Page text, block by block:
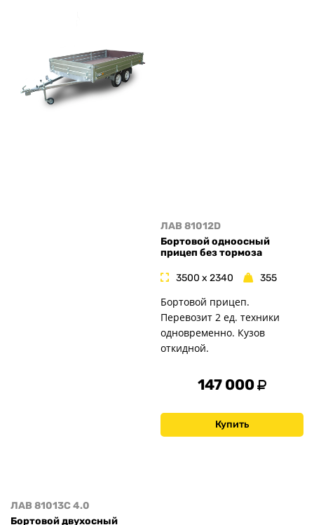
ЛАВ 81013C 4.0
Бортовой двухосный
ЛАВ 81012D
Бортовой одноосный
прицеп без тормоза
3500 x 2340 355
Бортовой прицеп.
Перевозит 2 ед. техники
одновременно. Кузов
откидной.
147 000
Купить